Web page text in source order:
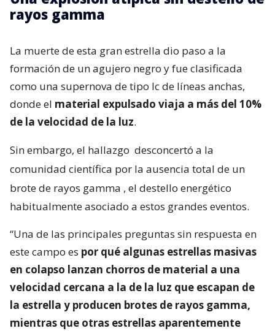
rayos gamma
La muerte de esta gran estrella dio paso a la
formación de un agujero negro y fue clasificada
como una supernova de tipo Ic de líneas anchas,
donde el material expulsado viaja a más del 10%
de la velocidad de la luz.
Sin embargo, el hallazgo desconcertó a la
comunidad científica por la ausencia total de un
brote de rayos gamma , el destello energético
habitualmente asociado a estos grandes eventos.
“Una de las principales preguntas sin respuesta en
este campo es por qué algunas estrellas masivas
en colapso lanzan chorros de material a una
velocidad cercana a la de la luz que escapan de
la estrella y producen brotes de rayos gamma,
mientras que otras estrellas aparentemente